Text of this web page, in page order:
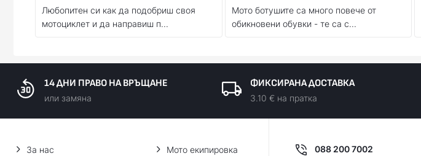
Любопитен си как да подобриш своя
мотоциклет и да направиш п...
Мото ботушите са много повече от
обикновени обувки - те са с...
14 ДНИ ПРАВО НА ВРЪЩАНЕ
или замяна
ФИКСИРАНА ДОСТАВКА
3.10 € на пратка
За нас
Мото екипировка
088 200 7002